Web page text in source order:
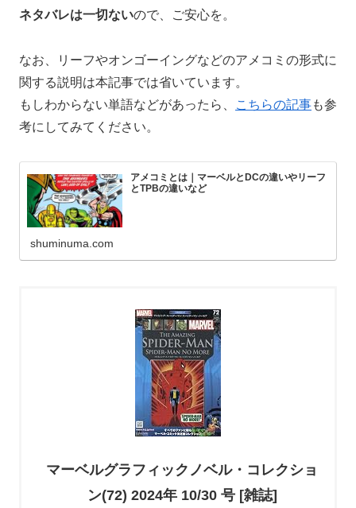
ネタバレは一切ないので、ご安心を。
なお、リーフやオンゴーイングなどのアメコミの形式に
関する説明は本記事では省いています。
もしわからない単語などがあったら、
こちらの記事も参
考にしてみてください。
アメコミとは｜マーベルとDCの違いやリーフ
とTPBの違いなど
shuminuma.com
マーベルグラフィックノベル・コレクショ
ン(72) 2024年 10/30 号 [雑誌]